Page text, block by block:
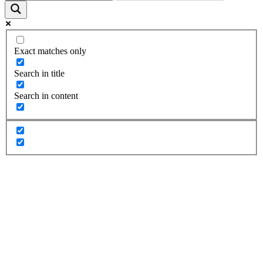
Exact matches only
Search in title
Search in content